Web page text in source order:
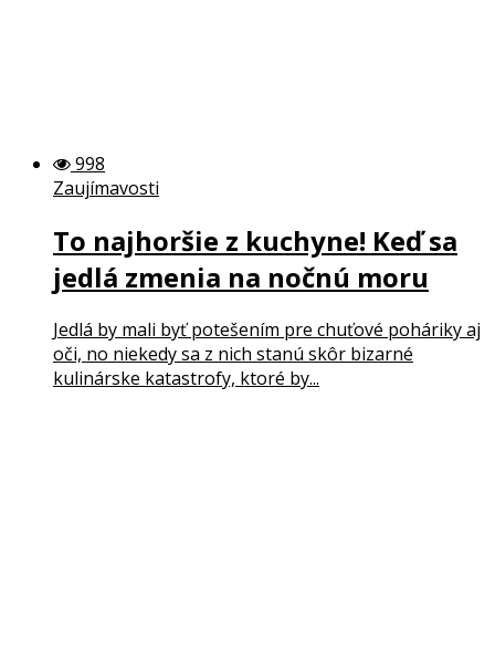
998
Zaujímavosti
To najhoršie z kuchyne! Keď sa
jedlá zmenia na nočnú moru
Jedlá by mali byť potešením pre chuťové poháriky aj
oči, no niekedy sa z nich stanú skôr bizarné
kulinárske katastrofy, ktoré by...